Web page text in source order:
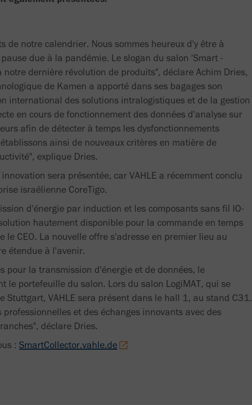
de notre calendrier. Nous sommes heureux d'y être à
due à la pandémie. Le slogan du salon 'Smart -
dernière révolution de produits", déclare Achim Dries,
de Kamen a apporté dans ses bagages son
international des solutions intralogistiques et de la gestion
en cours de fonctionnement des données d'analyse sur
afin de détecter à temps les dysfonctionnements
ainsi de nouveaux critères en matière de
explique Dries.
sera présentée, car VAHLE a récemment conclu
israélienne CoreTigo.
d'énergie par induction et les composants sans fil IO-
hautement disponible pour la commande en temps
CEO. La nouvelle offre s'adresse en premier lieu au
étendue à l'avenir.
pour la transmission d'énergie et de données, le
le portefeuille du salon. Lors du salon LogiMAT, qui se
VAHLE sera présent dans le hall 1, au stand C31.
et des échanges innovants avec des
déclare Dries.
:SmartCollector.vahle.de